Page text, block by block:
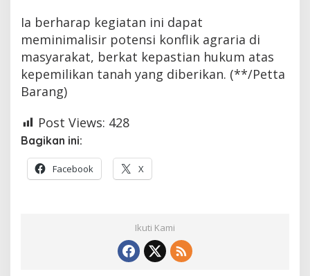
Ia berharap kegiatan ini dapat
meminimalisir potensi konflik agraria di
masyarakat, berkat kepastian hukum atas
kepemilikan tanah yang diberikan. (**/Petta
Barang)
Post Views: 428
Bagikan ini:
Facebook X
Ikuti Kami